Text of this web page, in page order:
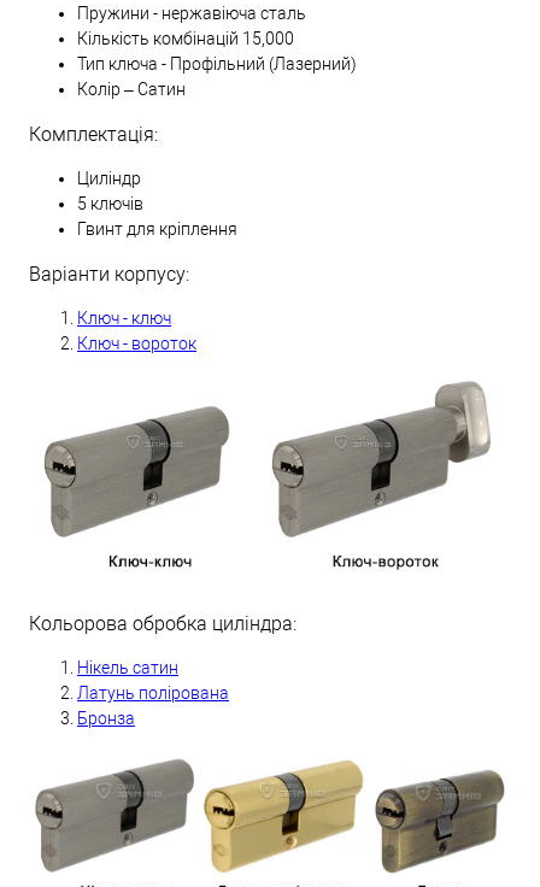
Пружини - нержавіюча сталь
Кількість комбінацій 15,000
Тип ключа - Профільний (Лазерний)
Колір – Сатин
Комплектація:
Циліндр
5 ключів
Гвинт для кріплення
Варіанти корпусу:
Ключ - ключ
Ключ - вороток
Кольорова обробка циліндра:
Нікель сатин
Латунь полірована
Бронза